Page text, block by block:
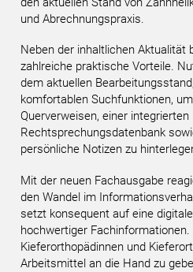
und Abrechnungspraxis.
Neben der inhaltlichen Aktualität
zahlreiche praktische Vorteile.
dem aktuellen
komfortablen Suchfunktionen,
Querverweisen, einer integrierten
Rechtsprechungsdatenbank
persönliche Notizen zu
Mit der neuen Fachausgabe
den Wandel im
setzt konsequent auf eine
hochwertiger Fachinformationen.
Kieferorthopädinnen und
Arbeitsmittel an die Hand zu